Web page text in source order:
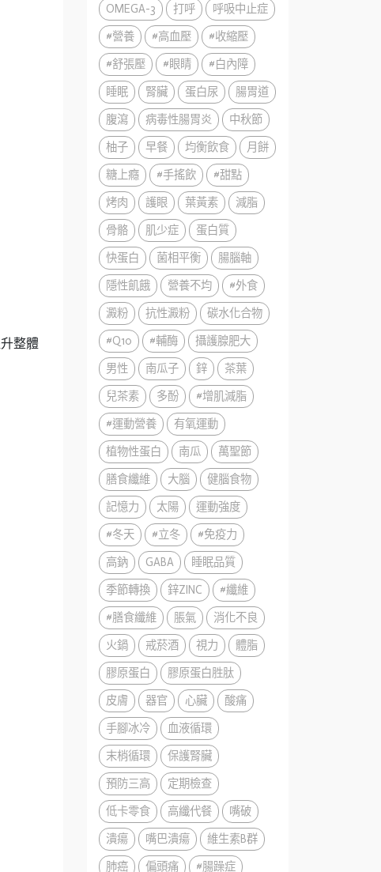
整體
OMEGA-3
打呼
呼吸中止症
#營養
#高血壓
#收縮壓
#舒張壓
#眼睛
#白內障
睡眠
腎臟 蛋白尿
腸胃道
腹瀉
病毒性腸胃炎
中秋節
柚子
早餐 均衡飲食
月餅
糖上癮
#手搖飲
#甜點
烤肉
護眼 葉黃素
減脂
骨骼
肌少症
蛋白質
快蛋白
菌相平衡
腸腦軸
隱性飢餓
營養不均
#外食
澱粉
抗性澱粉
碳水化合物
#Q10
#輔酶
攝護腺肥大
男性
南瓜子 鋅
茶葉
兒茶素
多酚
#增肌減脂
#運動營養
有氧運動
植物性蛋白
南瓜
萬聖節
膳食纖維
大腦
健腦食物
記憶力
太陽
運動強度
#冬天
#立冬
#免疫力
高鈉
GABA
睡眠品質
季節轉換
鋅ZINC
#纖維
#膳食纖維
脹氣
消化不良
火鍋
戒菸酒 視力
體脂
膠原蛋白
膠原蛋白胜肽
皮膚
器官 心臟
酸痛
手腳冰冷
血液循環
末梢循環
保護腎臟
預防三高
定期檢查
低卡零食
高纖代餐
嘴破
潰瘍
嘴巴潰瘍
維生素B群
肺癌
偏頭痛
#腸躁症